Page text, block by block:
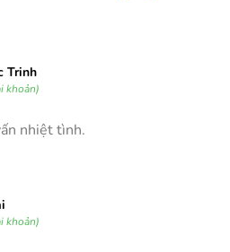
Trinh
khoản)
nhiệt tình.
khoản)